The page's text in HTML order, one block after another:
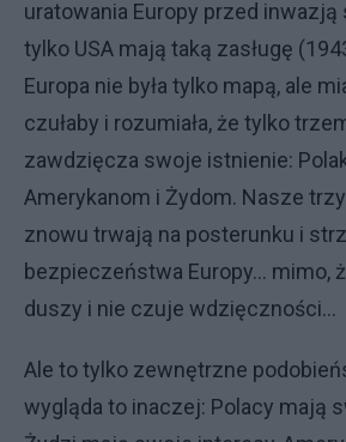
uratowania Europy przed inwazją
tylko USA mają taką zasługę
Europa nie była tylko mapą, ale
czułaby i rozumiała, że tylko
zawdzięcza swoje istnienie:
Amerykanom i Żydom. Nasze
znowu trwają na posterunku i
bezpieczeństwa Europy... mimo,
duszy i nie czuje wdzięczności...
Ale to tylko zewnętrzne
wygląda to inaczej: Polacy mają